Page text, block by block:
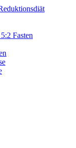
Fasten